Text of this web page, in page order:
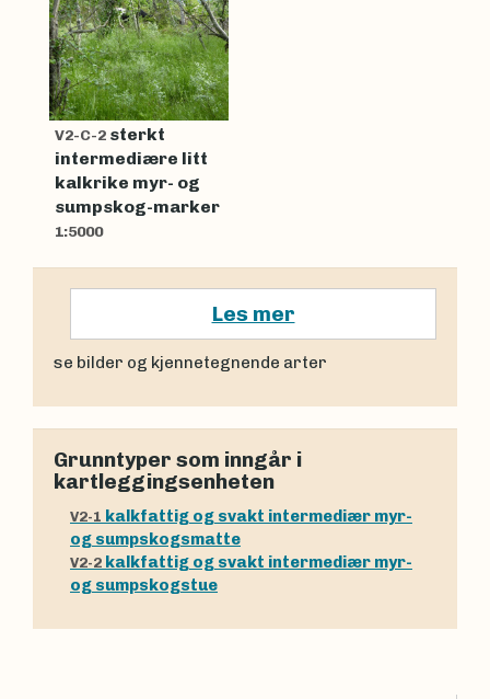
V2-C-2 sterkt
intermediære litt
kalkrike myr- og
sumpskog-marker
1:5000
Les mer
se bilder og kjennetegnende arter
Grunntyper som inngår i
kartleggingsenheten
V2-1 kalkfattig og svakt intermediær myr-
og sumpskogsmatte
V2-2 kalkfattig og svakt intermediær myr-
og sumpskogstue